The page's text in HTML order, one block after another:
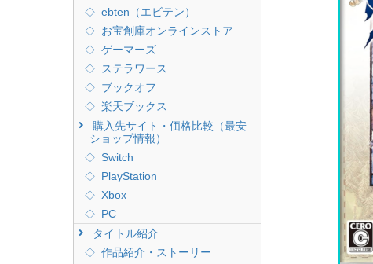
ebten（エビテン）
お宝創庫オンラインストア
ゲーマーズ
ステラワース
ブックオフ
楽天ブックス
購入先サイト・価格比較（最安
ショップ情報）
Switch
PlayStation
Xbox
PC
タイトル紹介
作品紹介・ストーリー